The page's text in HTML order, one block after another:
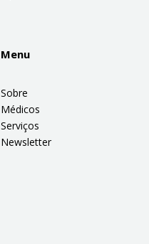
Menu
Sobre
Médicos
Serviços
Newsletter